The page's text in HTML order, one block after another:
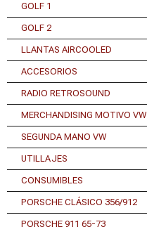
GOLF 1
GOLF 2
LLANTAS AIRCOOLED
ACCESORIOS
RADIO RETROSOUND
MERCHANDISING MOTIVO VW
SEGUNDA MANO VW
UTILLAJES
CONSUMIBLES
PORSCHE CLÁSICO 356/912
PORSCHE 911 65-73